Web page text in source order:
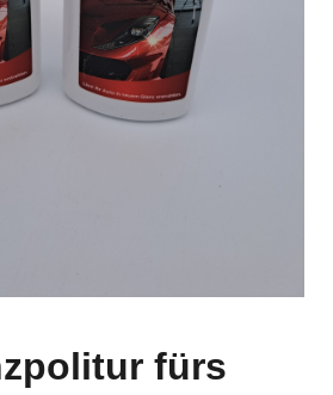
fürs